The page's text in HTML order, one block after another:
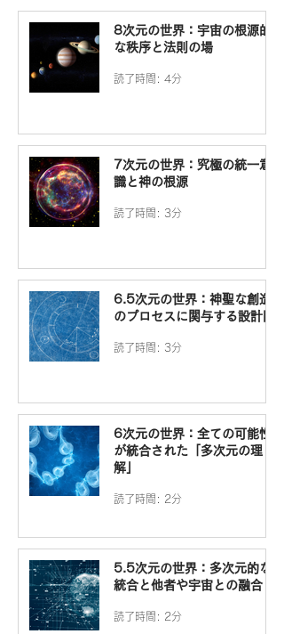
8次元の世界：宇宙の根源的
な秩序と法則の場
読了時間: 4分
7次元の世界：究極の統一意
識と神の根源
読了時間: 3分
6.5次元の世界：神聖な創造
のプロセスに関与する設計図
読了時間: 3分
6次元の世界：全ての可能性
が統合された「多次元の理
解」
読了時間: 2分
5.5次元の世界：多次元的な
統合と他者や宇宙との融合
読了時間: 2分